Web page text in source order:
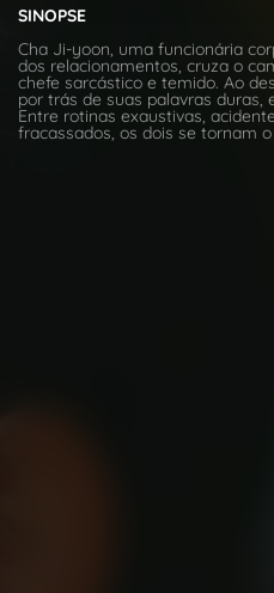
SINOPSE
Cha Ji-yoon, uma funcionária
dos relacionamentos, cruza o
chefe sarcástico e temido. Ao
por trás de suas palavras duras,
Entre rotinas exaustivas,
fracassados, os dois se tornam